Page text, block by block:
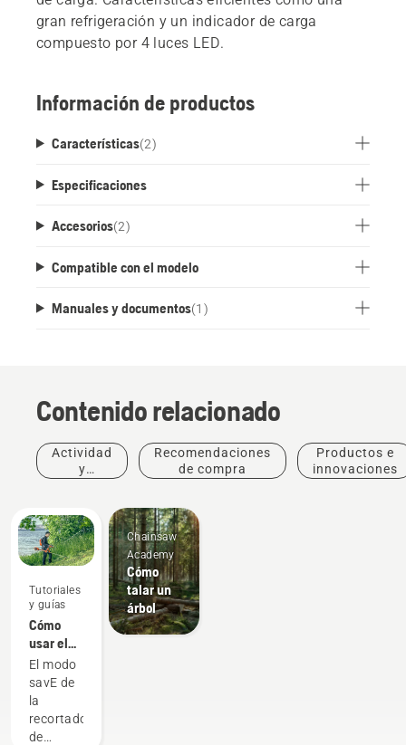
gran refrigeración y un indicador de carga
compuesto por 4 luces LED.
Información de productos
Características(2)
Especificaciones
Accesorios(2)
Compatible con el modelo
Manuales y documentos(1 )
Contenido relacionado
Actividad
y
Recomendaciones
de compra
Productos e
innovaciones
Tutoriales
y guías
Cómo
usar el
modo
savE en
tu
recortadora
de
El modo
savE de
la
recortadora
de
Chainsaw
Academy
Cómo
talar un
árbol